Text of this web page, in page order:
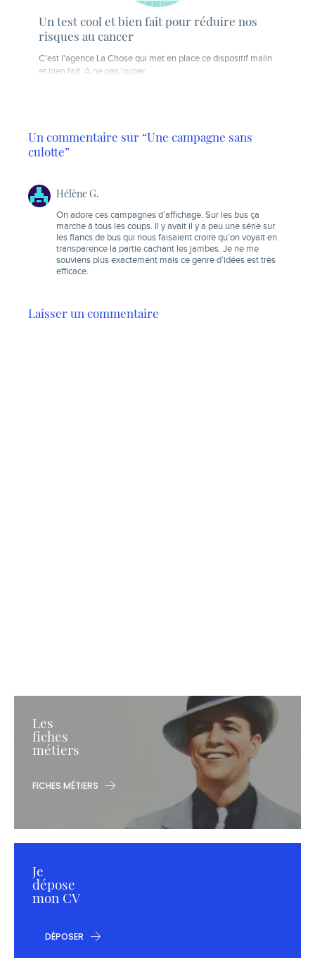
Un test cool et bien fait pour réduire nos
risques au cancer
C'est l'agence La Chose qui met en place ce dispositif malin
et bien fait. A ne pas louper.
Un commentaire sur “Une campagne sans
culotte”
Hélène G.
On adore ces campagnes d’affichage. Sur les bus ça
marche à tous les coups. Il y avait il y a peu une série sur
les flancs de bus qui nous faisaient croire qu’on voyait en
transparence la partie cachant les jambes. Je ne me
souviens plus exactement mais ce genre d’idées est très
efficace.
Laisser un commentaire
Les
fiches
métiers
FICHES MÉTIERS
Je
dépose
mon CV
DÉPOSER